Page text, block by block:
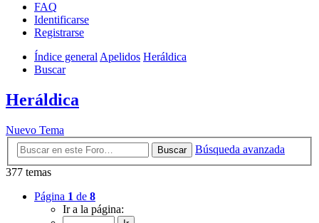
FAQ
Identificarse
Registrarse
Índice generalApelidos Heráldica
Buscar
Heráldica
Nuevo Tema
Buscar
Búsqueda avanzada
377 temas
Página 1 de 8
Ir a la página: